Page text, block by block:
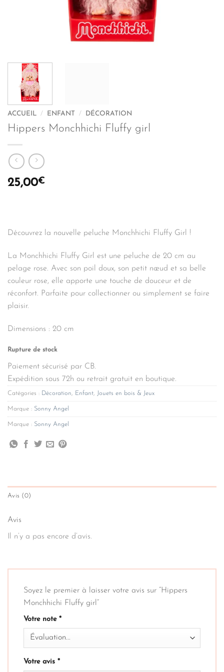
ACCUEIL / ENFANT / DÉCORATION
Hippers Monchhichi Fluffy girl
25,00€
Découvrez la nouvelle peluche Monchhichi Fluffy Girl !
La Monchhichi Fluffy Girl est une peluche de 20 cm au
pelage rose. Avec son poil doux, son petit nœud et sa belle
couleur rose, elle apporte une touche de douceur et de
réconfort. Parfaite pour collectionner ou simplement se faire
plaisir.
Dimensions : 20 cm
Rupture de stock
Paiement sécurisé par CB.
Expédition sous 72h ou retrait gratuit en boutique.
Catégories : Décoration Enfant Jouets en bois & Jeux
Marque : Sonny Angel
Marque : Sonny Angel
Avis (0)
Avis
Il n’y a pas encore d’avis.
Soyez le premier à laisser votre avis sur “Hippers
Monchhichi Fluffy girl”
Votre note *
Votre avis *